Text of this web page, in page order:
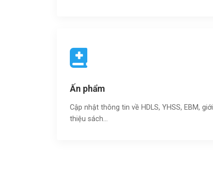
Ấn phẩm
Cập nhật thông tin về HDLS, YHSS, EBM, giới
thiệu sách…